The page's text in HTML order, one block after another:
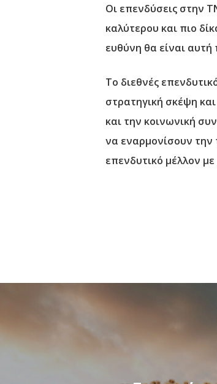
Οι επενδύσεις στην
καλύτερου και πιο
ευθύνη θα είναι αυτή
Το διεθνές
στρατηγική σκέψη
και την κοινωνική
να εναρμονίσουν την
επενδυτικό μέλλον